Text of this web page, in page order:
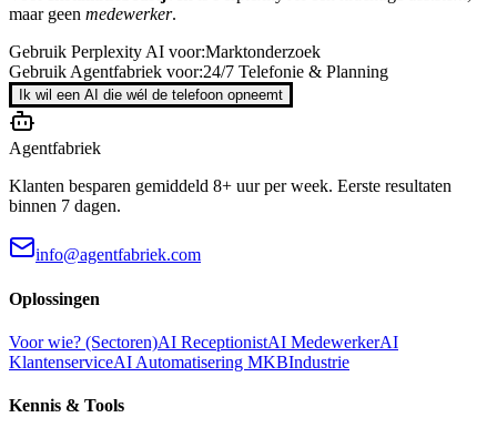
maar geen medewerker.
Gebruik Perplexity AI voor:Marktonderzoek
Gebruik Agentfabriek voor:24/7 Telefonie & Planning
Ik wil een AI die wél de telefoon opneemt
Agentfabriek
Klanten besparen gemiddeld 8+ uur per week. Eerste resultaten
binnen 7 dagen.
info@agentfabriek.com
Oplossingen
Voor wie? (Sectoren)AI ReceptionistAI MedewerkerAI
KlantenserviceAI Automatisering MKBIndustrie
Kennis & Tools